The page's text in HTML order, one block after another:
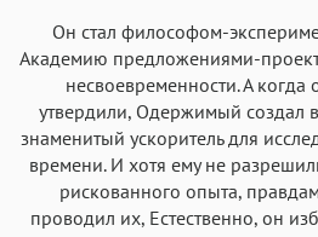
Он стал философом-
Академию предложениями-
несвоевременности. А когда
утвердили, Одержимый создал
знаменитый ускоритель для
времени. И хотя ему не
рискованного опыта,
проводил их, Естественно, он